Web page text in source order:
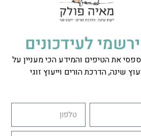
קראו
לעידכונים
את הטיפים והמידע הכי מעניין על
שינה, הדרכת הורים וייעוץ זוגי